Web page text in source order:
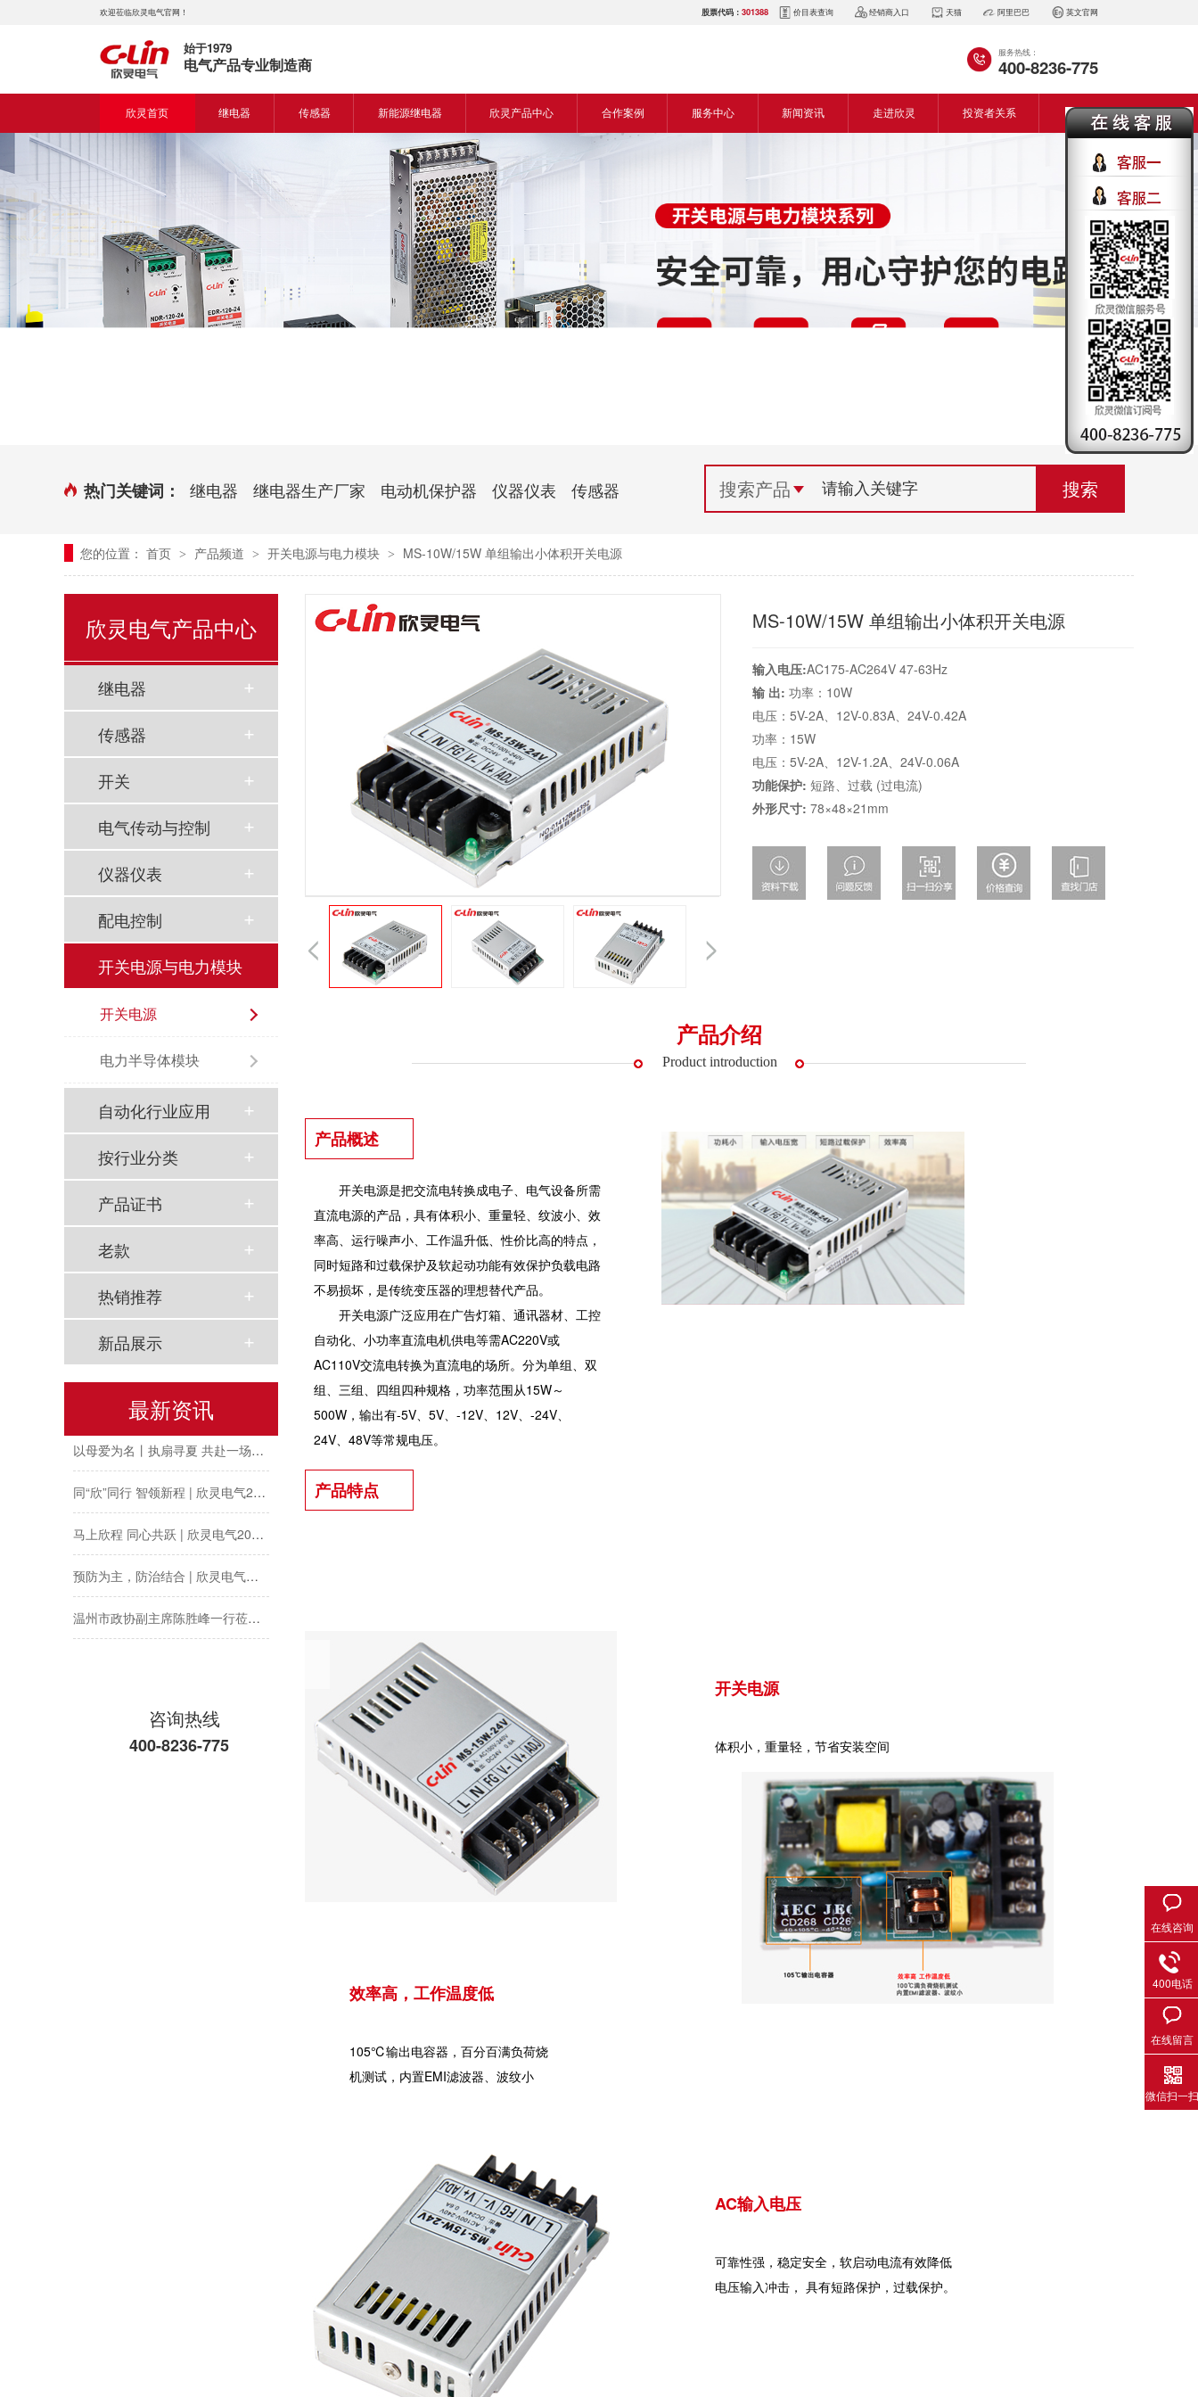
价目表查询 经销商入口 天猫 阿里巴巴 英文官网
欢迎莅临欣灵电气官网！ 股票代码：301388
始于1979
电气产品专业制造商
服务热线：
400-8236-775
欣灵首页 继电器
时间继电器
计数继电器
液位继电器
新能源继电器
传感器
编码器
热电偶
新能源继电器
新能源交流继电器
新能源直流继电器
欣灵产品中心
继电器
传感器
电气传动与控制
仪器仪表
合作案例
塑料机械行业
建筑机械行业
服务中心
服务热线
电商平台
下载中心
常见问题
技术支持
新闻资讯
展会资讯
电气百科
常见问答
走进欣灵
董事长致词
企业风采
专利证书
组织机构
联系欣灵
投资者关系
热门关键词： 继电器 继电器生产厂家 电动机保护器 仪器仪表 传感器
您的位置： 首页 > 产品频道 > 开关电源与电力模块 > MS-10W/15W 单组输出小体积开关电源
MS-10W/15W 单组输出小体积开关电源
输入电压:AC175-AC264V 47-63Hz
输 出: 功率：10W
电压：5V-2A、12V-0.83A、24V-0.42A
功率：15W
电压：5V-2A、12V-1.2A、24V-0.06A
功能保护: 短路、过载 (过电流)
外形尺寸: 78×48×21mm
产品介绍
Product introduction
产品概述
开关电源是把交流电转换成电子、电气设备所需
直流电源的产品，具有体积小、重量轻、纹波小、效
率高、运行噪声小、工作温升低、性价比高的特点，
同时短路和过载保护及软起动功能有效保护负载电路
不易损坏，是传统变压器的理想替代产品。
开关电源广泛应用在广告灯箱、通讯器材、工控
自动化、小功率直流电机供电等需AC220V或
AC110V交流电转换为直流电的场所。分为单组、双
组、三组、四组四种规格，功率范围从15W～
500W，输出有-5V、5V、-12V、12V、-24V、
24V、48V等常规电压。
产品特点
开关电源
体积小，重量轻，节省安装空间
效率高，工作温度低
105℃输出电容器，百分百满负荷烧
机测试，内置EMI滤波器、波纹小
AC输入电压
可靠性强，稳定安全，软启动电流有效降低
电压输入冲击， 具有短路保护，过载保护。
欣灵电气产品中心
继电器
传感器
开关
电气传动与控制
仪器仪表
配电控制
开关电源与电力模块
开关电源
电力半导体模块
自动化行业应用
按行业分类
产品证书
老款
热销推荐
新品展示
最新资讯
以母爱为名丨执扇寻夏 共赴一场美好花事
同“欣”同行 智领新程 | 欣灵电气2025年度表彰总结大会暨新年酒会成功举办！
温州市政协副主席陈胜峰一行莅临欣灵电气调研指导
农工党浙江省委会主委葛明华一行莅临欣灵电气考察调研
工会夏日送清凉丨致敬高温下的每一份坚守
欣灵党建之行 寻访红色“旗”迹
欣灵“粽”头戏丨乐享『端午游园会』
以母爱为名丨执扇寻夏 共赴一场美好花事
咨询热线
400-8236-775
在线咨询
400电话
在线留言
微信扫一扫